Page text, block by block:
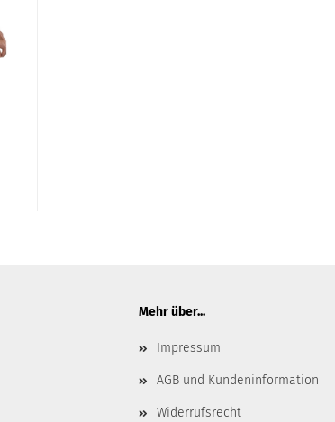
Mehr über...
Impressum
AGB und Kundeninformation
Widerrufsrecht